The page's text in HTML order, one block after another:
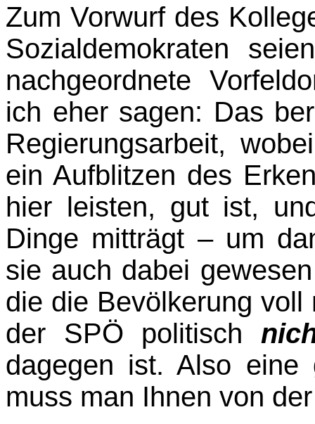
Zum Vorwurf des
Sozialdemokraten
nachgeordnete
ich eher sagen: Das
Regierungsarbeit,
ein Aufblitzen des
hier leisten, gut ist,
Dinge mitträgt – um
sie auch dabei
die die Bevölkerung
der SPÖ politisch
dagegen ist. Also eine
muss man Ihnen von